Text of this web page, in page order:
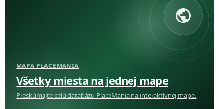
public
MAPA PLACEMANIA
Všetky miesta na jednej mape
Preskúmajte celú databázu PlaceMania na interaktívnej mape.